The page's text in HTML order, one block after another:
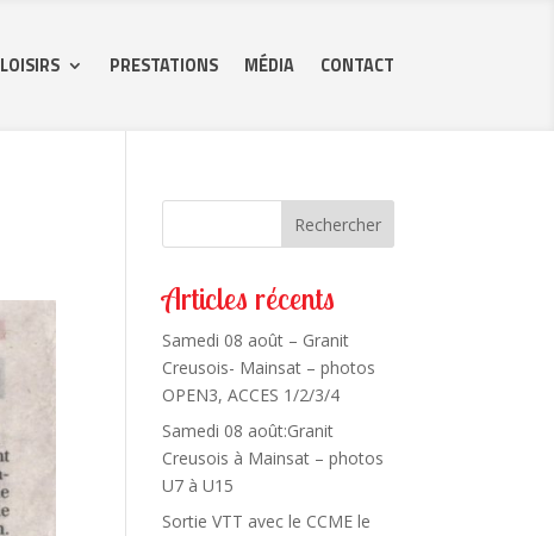
LOISIRS PRESTATIONS MÉDIA CONTACT
Rechercher
Articles récents
Samedi 08 août – Granit
Creusois- Mainsat – photos
OPEN3, ACCES 1/2/3/4
Samedi 08 août:Granit
Creusois à Mainsat – photos
U7 à U15
Sortie VTT avec le CCME le